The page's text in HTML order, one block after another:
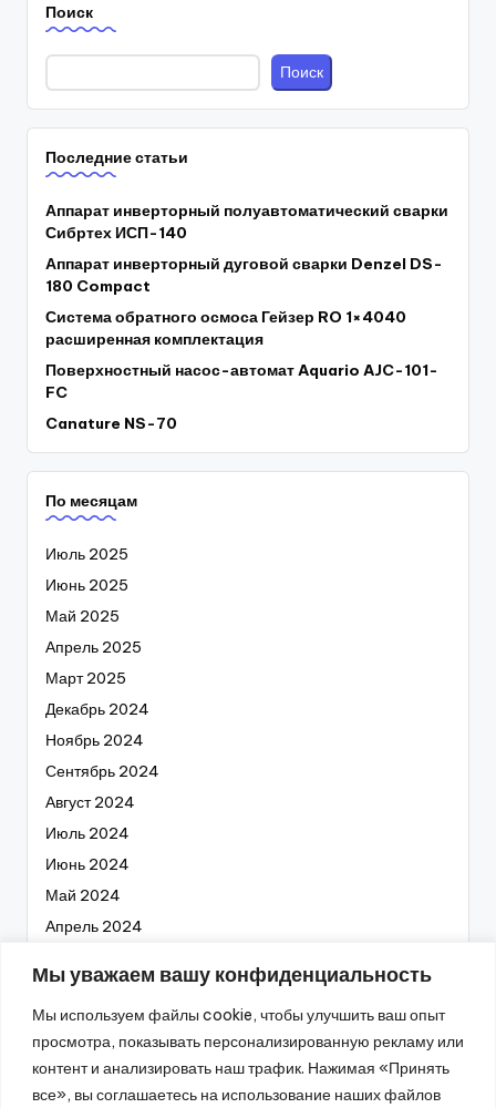
Мы уважаем вашу конфиденциальность
Мы используем файлы cookie, чтобы улучшить ваш опыт
просмотра, показывать персонализированную рекламу или
контент и анализировать наш трафик. Нажимая «Принять
все», вы соглашаетесь на использование наших файлов
Поиск
Поиск
Последние статьи
Аппарат инверторный полуавтоматический сварки
Сибртех ИСП-140
Аппарат инверторный дуговой сварки Denzel DS-
180 Compact
Система обратного осмоса Гейзер RO 1×4040
расширенная комплектация
Поверхностный насос-автомат Aquario AJC-101-
FC
Canature NS-70
По месяцам
Июль 2025
Июнь 2025
Май 2025
Апрель 2025
Март 2025
Декабрь 2024
Ноябрь 2024
Сентябрь 2024
Август 2024
Июль 2024
Июнь 2024
Май 2024
Апрель 2024
Февраль 2024
Январь 2024
Декабрь 2023